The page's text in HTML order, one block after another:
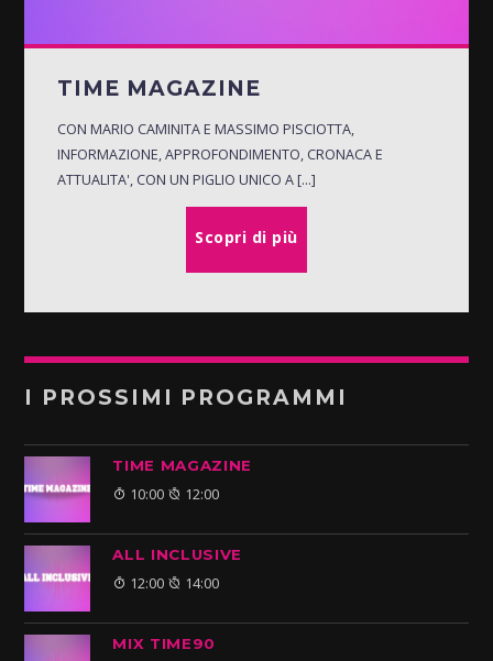
TIME MAGAZINE
CON MARIO CAMINITA E MASSIMO PISCIOTTA,
INFORMAZIONE, APPROFONDIMENTO, CRONACA E
ATTUALITA', CON UN PIGLIO UNICO A [...]
Scopri di più
I PROSSIMI PROGRAMMI
TIME MAGAZINE
10:00 12:00
ALL INCLUSIVE
12:00 14:00
MIX TIME90